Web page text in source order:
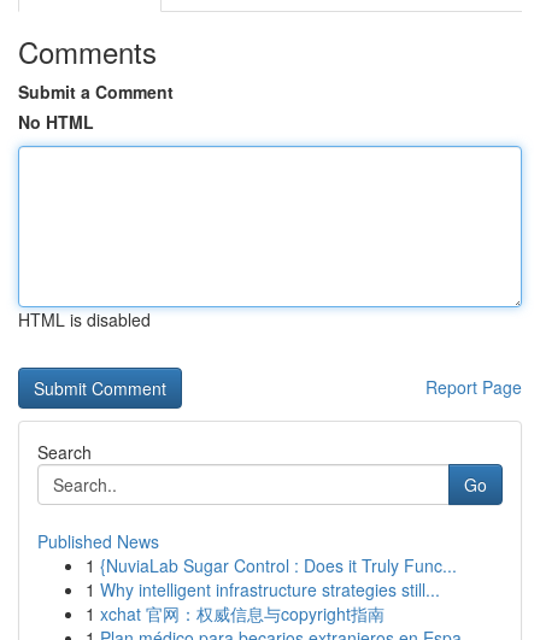
Comments
Submit a Comment
No HTML
HTML is disabled
Report Page
Search
Go
Published News
1 {NuviaLab Sugar Control : Does it Truly Func...
1 Why intelligent infrastructure strategies still...
1 xchat 官网：权威信息与copyright指南